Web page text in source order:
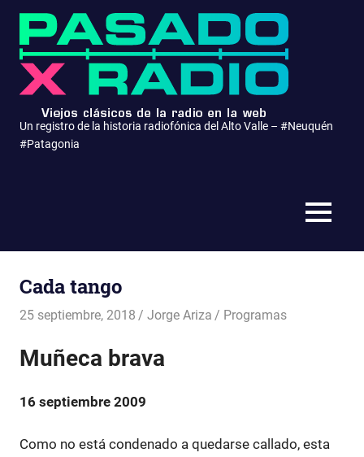
Saltar
contenido
Un registro de la historia radiofónica del Alto Valle – #Neuquén
#Patagonia
MENÚ
Cada tango
25 septiembre, 2018 Jorge Ariza Programas
Muñeca brava
16 septiembre 2009
Como no está condenado a quedarse callado, esta